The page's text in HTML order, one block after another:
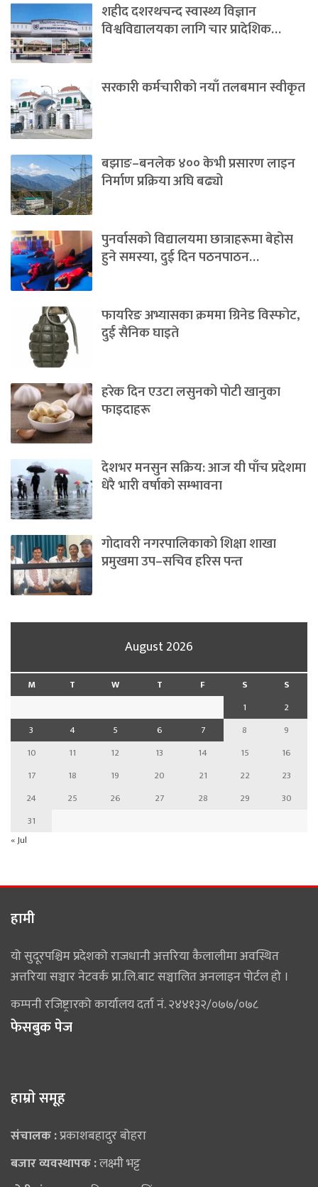
शहीद दशरथचन्द स्वास्थ्य विज्ञान
विश्वविद्यालयका लागि चार प्रादेशिक…
सरकारी कर्मचारीको नयाँ तलबमान स्वीकृत
बझाङ–बनलेक ४०० केभी प्रसारण लाइन
निर्माण प्रक्रिया अघि बढ्यो
पुनर्वासको विद्यालयमा छात्राहरूमा बेहोस
हुने समस्या, दुई दिन पठनपाठन…
फायरिङ अभ्यासका क्रममा ग्रिनेड विस्फोट,
दुई सैनिक घाइते
हरेक दिन एउटा लसुनको पोटी खानुका
फाइदाहरू
देशभर मनसुन सक्रिय: आज यी पाँच प्रदेशमा
धेरै भारी वर्षाको सम्भावना
गोदावरी नगरपालिकाको शिक्षा शाखा
प्रमुखमा उप–सचिव हरिस पन्त
August 2026
M T W T F S
S
1
2
3
4 5 6 7 8
9
10
11 12 13 14 15
16
17
18 19 20 21 22
23
24
25 26 27 28 29
30
31
« Jul
हामी
यो सुदूरपश्चिम प्रदेशको राजधानी अत्तरिया कैलालीमा अवस्थित
अत्तरिया सञ्चार नेटवर्क प्रा.लि.बाट सञ्चालित अनलाइन पोर्टल हो ।
कम्पनी रजिष्ट्रारको कार्यालय दर्ता नं. २४४१३२/०७७/०७८
फेसबुक पेज
हाम्राे समूह
संचालक :प्रकाशबहादुर बोहरा
बजार व्यवस्थापक :लक्ष्मी भट्ट